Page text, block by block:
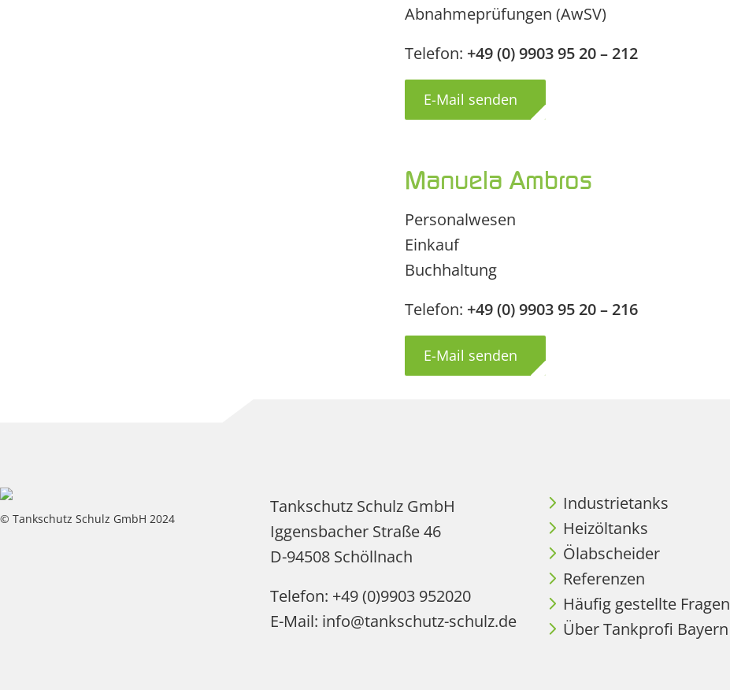
Abnahmeprüfungen (AwSV)
Telefon: +49 (0) 9903 95 20 – 212
E-Mail senden
Manuela Ambros
Personalwesen
Einkauf
Buchhaltung
Telefon: +49 (0) 9903 95 20 – 216
E-Mail senden
© Tankschutz Schulz GmbH 2024
Tankschutz Schulz GmbH
Iggensbacher Straße 46
D-94508 Schöllnach
Telefon: +49 (0)9903 952020
E-Mail: info@tankschutz-schulz.de
Industrietanks
Heizöltanks
Ölabscheider
Referenzen
Häufig gestellte Fragen
Über Tankprofi Bayern